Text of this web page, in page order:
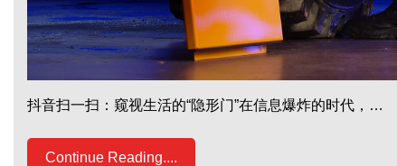
抖音扫一扫：窥视生活的“隐形门”在信息爆炸的时代，…
Continue Reading....